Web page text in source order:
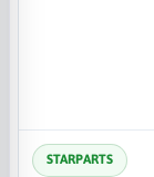
STARPARTS